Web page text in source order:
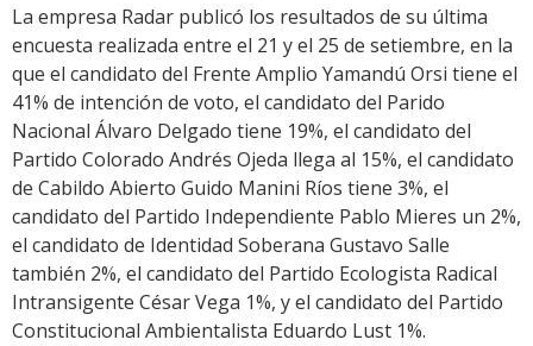
Link
La empresa Radar publicó los resultados de su última
encuesta realizada entre el 21 y el 25 de setiembre, en la
que el candidato del Frente Amplio Yamandú Orsi tiene el
41% de intención de voto, el candidato del Parido
Nacional Álvaro Delgado tiene 19%, el candidato del
Partido Colorado Andrés Ojeda llega al 15%, el candidato
de Cabildo Abierto Guido Manini Ríos tiene 3%, el
candidato del Partido Independiente Pablo Mieres un 2%,
el candidato de Identidad Soberana Gustavo Salle
también 2%, el candidato del Partido Ecologista Radical
Intransigente César Vega 1%, y el candidato del Partido
Constitucional Ambientalista Eduardo Lust 1%.